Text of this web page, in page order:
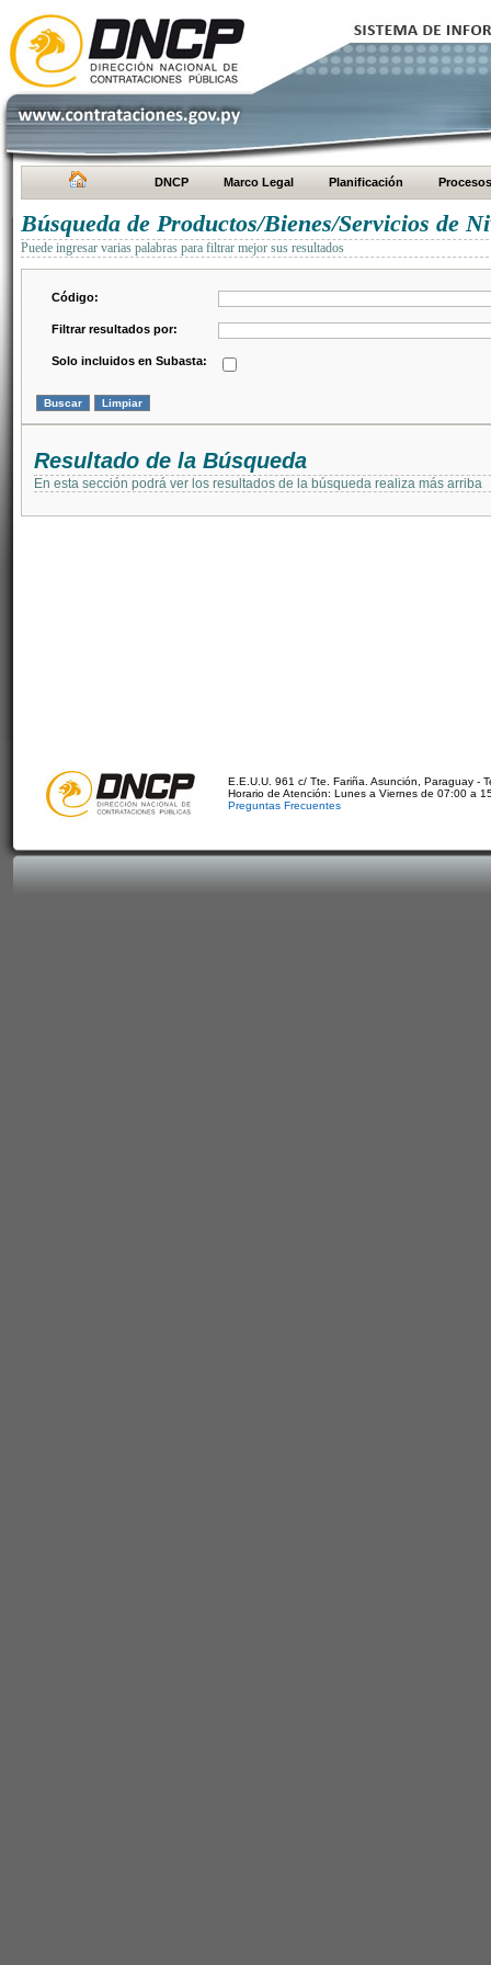
DNCP Marco Legal Planificación Procesos
Búsqueda de Productos/Bienes/Servicios de
Puede ingresar varias palabras para filtrar mejor sus resultados
Código:
Filtrar resultados por:
Solo incluidos en Subasta:
Resultado de la Búsqueda
En esta sección podrá ver los resultados de la búsqueda realiza más arriba
E.E.U.U. 961 c/ Tte. Fariña. Asunción, Paraguay -
Horario de Atención: Lunes a Viernes de 07:00 a
Preguntas Frecuentes